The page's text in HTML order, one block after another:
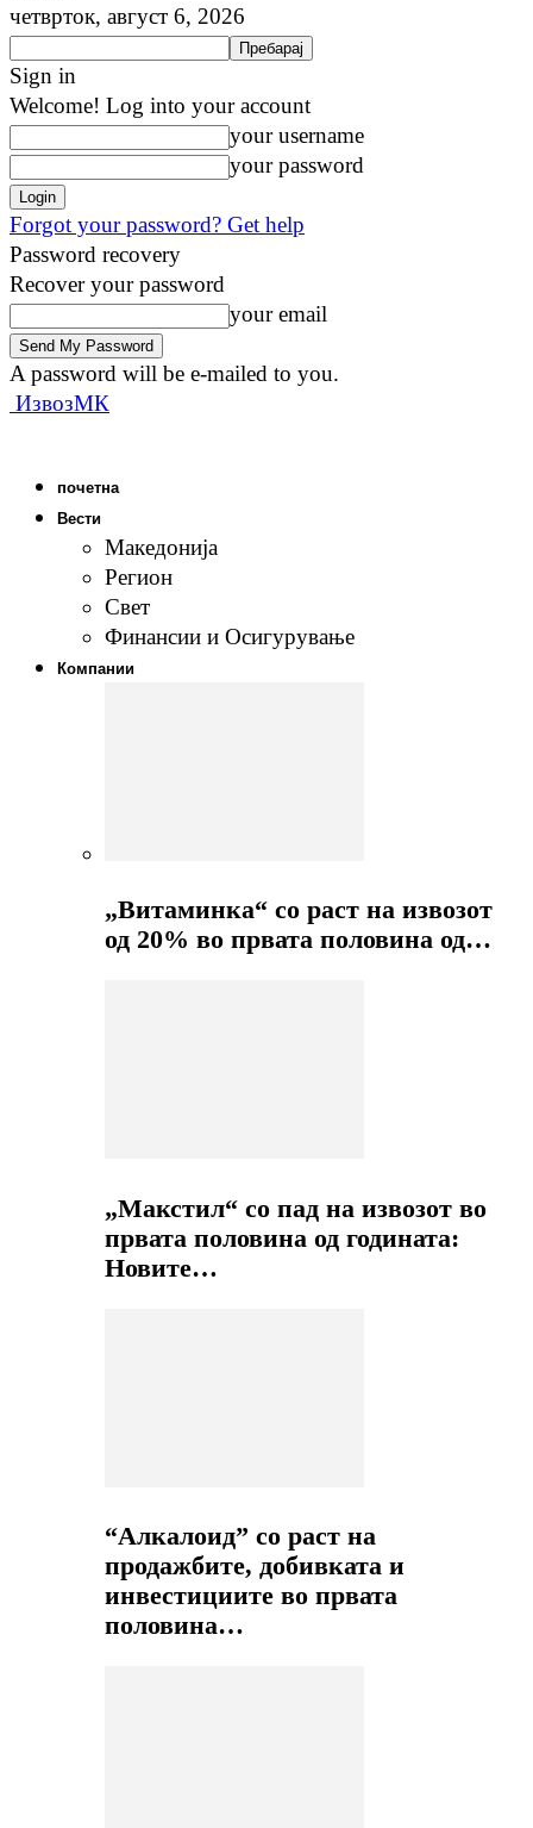
четврток, август 6, 2026
Sign in
Welcome! Log into your account
your username
your password
Forgot your password? Get help
Password recovery
Recover your password
your email
A password will be e-mailed to you.
ИзвозМК
почетна
Вести
Македонија
Регион
Свет
Финансии и Осигурување
Компании
„Витаминка“ со раст на извозот
од 20% во првата половина од…
„Макстил“ со пад на извозот во
првата половина од годината:
Новите…
“Алкалоид” со раст на
продажбите, добивката и
инвестициите во првата
половина…